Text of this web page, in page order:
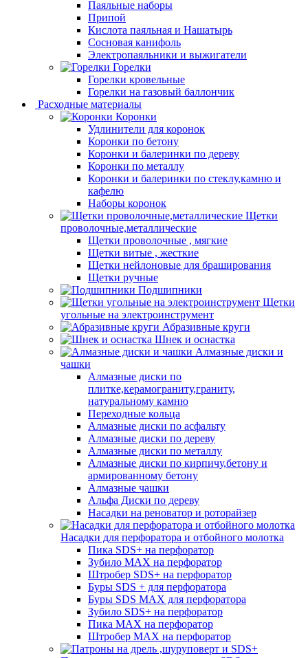
Паяльные наборы
Припой
Кислота паяльная и Нашатырь
Сосновая канифоль
Электропаяльники и выжигатели
Горелки
Горелки кровельные
Горелки на газовый баллончик
Расходные материалы
Коронки
Удлинители для коронок
Коронки по бетону
Коронки и балеринки по дереву
Коронки по металлу
Коронки и балеринки по стеклу,камню и
кафелю
Наборы коронок
Щетки
проволочные,металлические
Щетки проволочные , мягкие
Щетки витые , жесткие
Щетки нейлоновые для браширования
Щетки ручные
Подшипники
Щетки
угольные на электроинструмент
Абразивные круги
Шнек и оснастка
Алмазные диски и
чашки
Алмазные диски по
плитке,керамограниту,граниту,
натуральному камню
Переходные кольца
Алмазные диски по асфальту
Алмазные диски по дереву
Алмазные диски по металлу
Алмазные диски по кирпичу,бетону и
армированному бетону
Алмазные чашки
Альфа Диски по дереву
Насадки на реноватор и роторайзер
Насадки для перфоратора и отбойного молотка
Пика SDS+ на перфоратор
Зубило MAX на перфоратор
Штробер SDS+ на перфоратор
Буры SDS + для перфоратора
Буры SDS MAX для перфоратора
Зубило SDS+ на перфоратор
Пика MAX на перфоратор
Штробер MAX на перфоратор